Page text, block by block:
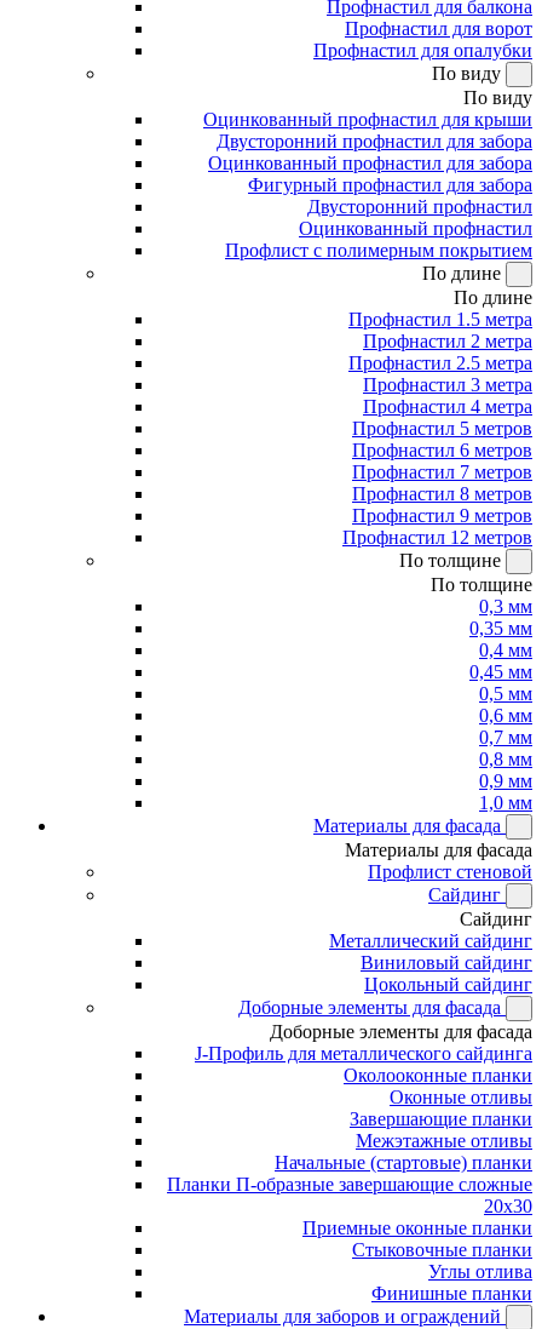
Профнастил для балкона
Профнастил для ворот
Профнастил для опалубки
По виду
По виду
Оцинкованный профнастил для крыши
Двусторонний профнастил для забора
Оцинкованный профнастил для забора
Фигурный профнастил для забора
Двусторонний профнастил
Оцинкованный профнастил
Профлист с полимерным покрытием
По длине
По длине
Профнастил 1.5 метра
Профнастил 2 метра
Профнастил 2.5 метра
Профнастил 3 метра
Профнастил 4 метра
Профнастил 5 метров
Профнастил 6 метров
Профнастил 7 метров
Профнастил 8 метров
Профнастил 9 метров
Профнастил 12 метров
По толщине
По толщине
0,3 мм
0,35 мм
0,4 мм
0,45 мм
0,5 мм
0,6 мм
0,7 мм
0,8 мм
0,9 мм
1,0 мм
Материалы для фасада
Материалы для фасада
Профлист стеновой
Сайдинг
Сайдинг
Металлический сайдинг
Виниловый сайдинг
Цокольный сайдинг
Доборные элементы для фасада
Доборные элементы для фасада
J-Профиль для металлического сайдинга
Околооконные планки
Оконные отливы
Завершающие планки
Межэтажные отливы
Начальные (стартовые) планки
Планки П-образные завершающие сложные
20x30
Приемные оконные планки
Стыковочные планки
Углы отлива
Финишные планки
Материалы для заборов и ограждений